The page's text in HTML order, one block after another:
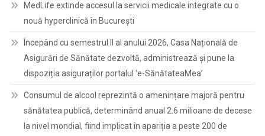
MedLife extinde accesul la servicii medicale integrate cu o
nouă hyperclinică în București
Începând cu semestrul II al anului 2026, Casa Națională de
Asigurări de Sănătate dezvoltă, administrează și pune la
dispoziția asiguraților portalul ‘e-SănătateaMea’
Consumul de alcool reprezintă o amenințare majoră pentru
sănătatea publică, determinând anual 2.6 milioane de decese
la nivel mondial, fiind implicat în apariția a peste 200 de